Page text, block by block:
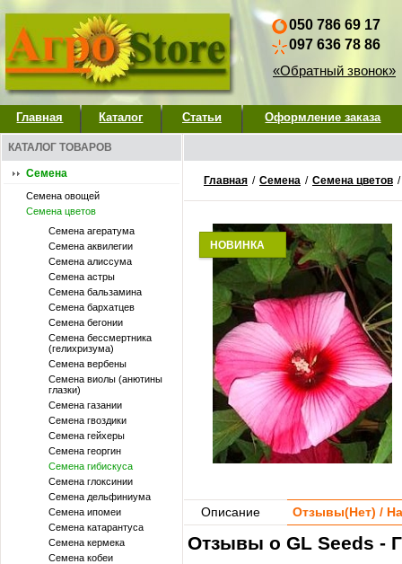
050 786 69 17
097 636 78 86
«Обратный звонок»
Главная Каталог Статьи Оформление заказа
КАТАЛОГ ТОВАРОВ
Семена
Семена овощей
Семена цветов
Семена агератума
Семена аквилегии
Семена алиссума
Семена астры
Семена бальзамина
Семена бархатцев
Семена бегонии
Семена бессмертника
(гелихризума)
Семена вербены
Семена виолы (анютины
глазки)
Семена газании
Семена гвоздики
Семена гейхеры
Семена георгин
Семена гибискуса
Семена глоксинии
Семена дельфиниума
Семена ипомеи
Семена катарантуса
Семена кермека
Семена кобеи
Главная / Семена / Семена цветов /
НОВИНКА
Описание Отзывы(Нет) /
Отзывы о GL Seeds -